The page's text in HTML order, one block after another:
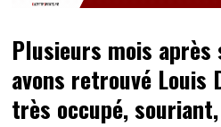
Plusieurs mois
avons retrouvé Louis
très occupé,